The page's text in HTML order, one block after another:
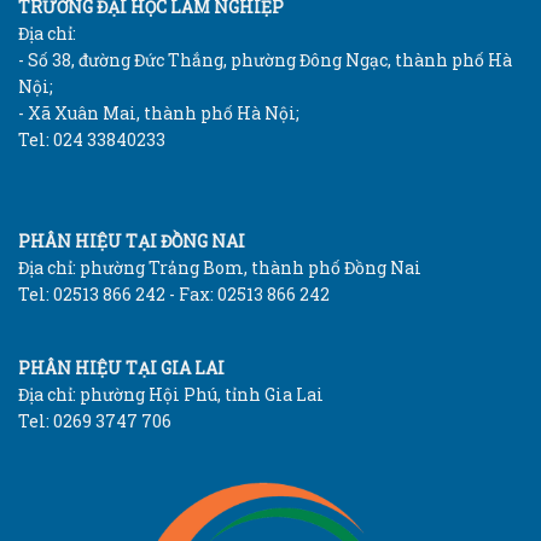
TRƯỜNG ĐẠI HỌC LÂM NGHIỆP
Địa chỉ:
- Số 38, đường Đức Thắng, phường Đông Ngạc, thành phố Hà
Nội;
- Xã Xuân Mai, thành phố Hà Nội;
Tel: 024 33840233
PHÂN HIỆU TẠI ĐỒNG NAI
Địa chỉ: phường Trảng Bom, thành phố Đồng Nai
Tel: 02513 866 242 - Fax: 02513 866 242
PHÂN HIỆU TẠI GIA LAI
Địa chỉ: phường Hội Phú, tỉnh Gia Lai
Tel: 0269 3747 706